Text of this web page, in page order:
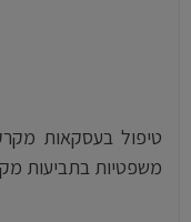
טיפול בעסקאות
משפטיות בתביעות